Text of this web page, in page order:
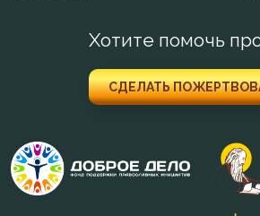
Хотите помочь
СДЕЛАТЬ